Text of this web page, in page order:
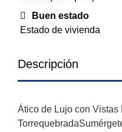
Buen estado
Estado de vivienda
Descripción
Ático de Lujo con Vistas